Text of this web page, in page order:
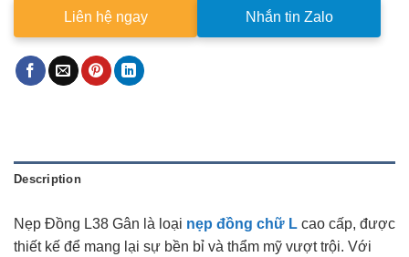
Liên hệ ngay Nhắn tin Zalo
Description
Nẹp Đồng L38 Gân là loại nẹp đồng chữ L cao cấp, được
thiết kế để mang lại sự bền bỉ và thẩm mỹ vượt trội. Với